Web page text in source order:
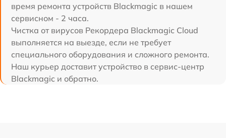
время ремонта устройств Blackmagic в нашем
сервисном - 2 часа.
Чистка от вирусов Рекордера Blackmagic Cloud
выполняется на выезде, если не требует
специального оборудования и сложного ремонта.
Наш курьер доставит устройство в сервис-центр
Blackmagic и обратно.